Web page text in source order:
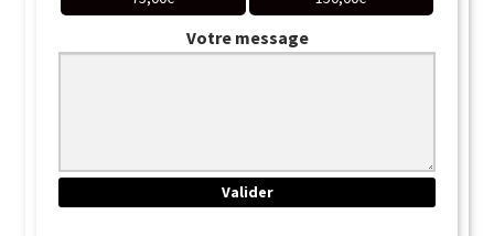
Votre message